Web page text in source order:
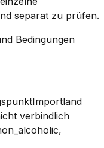
separat zu prüfen.
Bedingungen
Importland
verbindlich